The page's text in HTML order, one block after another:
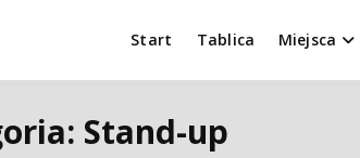
Start Tablica Miejsca
Stand-up